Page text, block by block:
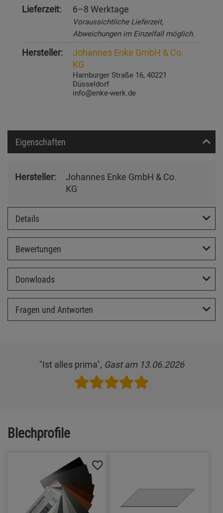
Lieferzeit:
6–8 Werktage
Voraussichtliche Lieferzeit,
Abweichungen im Einzelfall möglich.
Hersteller:
Johannes Enke GmbH & Co.
KG
Hamburger Straße 16, 40221
Düsseldorf
info@enke-werk.de
Eigenschaften
Hersteller:
Johannes Enke GmbH & Co.
KG
Details
Bewertungen
Donwloads
Fragen und Antworten
"Ist alles prima", Gast am 13.06.2026
Blechprofile